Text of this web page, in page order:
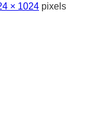
× 1024 pixels